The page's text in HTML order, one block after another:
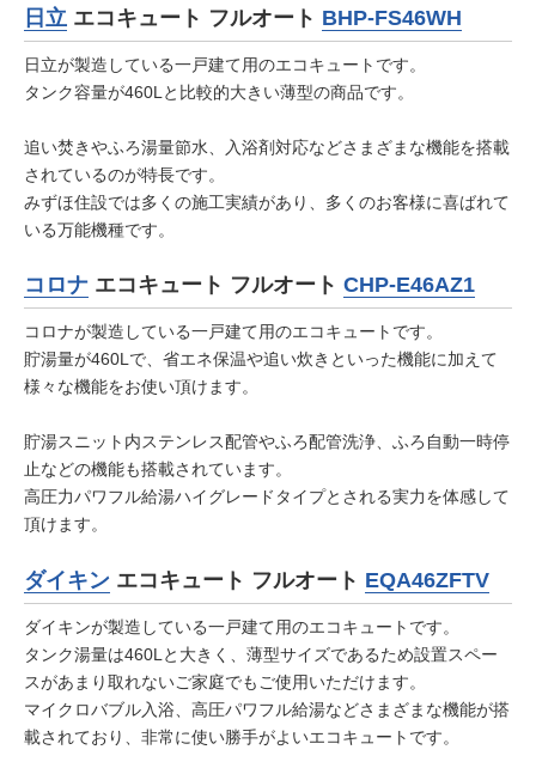
日立 エコキュート フルオート BHP-FS46WH
日立が製造している一戸建て用のエコキュートです。
タンク容量が460Lと比較的大きい薄型の商品です。
追い焚きやふろ湯量節水、入浴剤対応などさまざまな機能を搭載
されているのが特長です。
みずほ住設では多くの施工実績があり、多くのお客様に喜ばれて
いる万能機種です。
コロナ エコキュート フルオート CHP-E46AZ1
コロナが製造している一戸建て用のエコキュートです。
貯湯量が460Lで、省エネ保温や追い炊きといった機能に加えて
様々な機能をお使い頂けます。
貯湯スニット内ステンレス配管やふろ配管洗浄、ふろ自動一時停
止などの機能も搭載されています。
高圧力パワフル給湯ハイグレードタイプとされる実力を体感して
頂けます。
ダイキン エコキュート フルオート EQA46ZFTV
ダイキンが製造している一戸建て用のエコキュートです。
タンク湯量は460Lと大きく、薄型サイズであるため設置スペー
スがあまり取れないご家庭でもご使用いただけます。
マイクロバブル入浴、高圧パワフル給湯などさまざまな機能が搭
載されており、非常に使い勝手がよいエコキュートです。